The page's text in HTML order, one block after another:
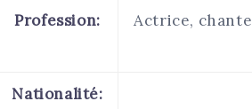
Profession:
Actrice,
Nationalité: